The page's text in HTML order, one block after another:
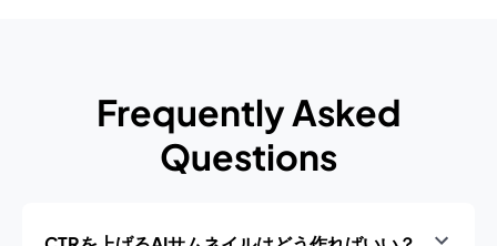
Frequently Asked
Questions